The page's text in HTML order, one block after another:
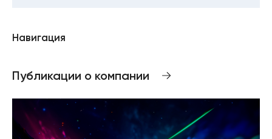
Навигация
Публикации о компании